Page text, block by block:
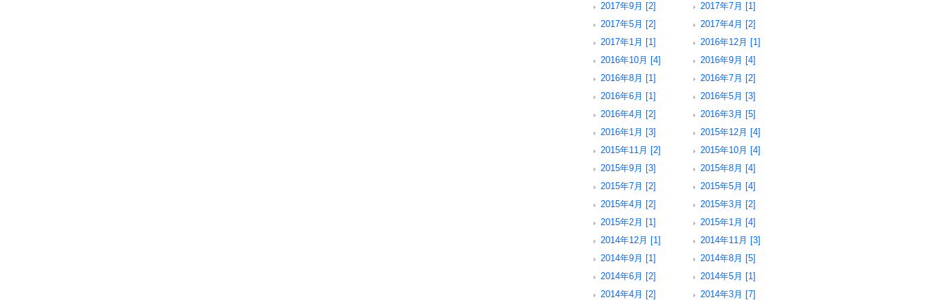
2017年9月 [2]
2017年7月 [1]
2017年5月 [2]
2017年4月 [2]
2017年1月 [1]
2016年12月 [1]
2016年10月 [4]
2016年9月 [4]
2016年8月 [1]
2016年7月 [2]
2016年6月 [1]
2016年5月 [3]
2016年4月 [2]
2016年3月 [5]
2016年1月 [3]
2015年12月 [4]
2015年11月 [2]
2015年10月 [4]
2015年9月 [3]
2015年8月 [4]
2015年7月 [2]
2015年5月 [4]
2015年4月 [2]
2015年3月 [2]
2015年2月 [1]
2015年1月 [4]
2014年12月 [1]
2014年11月 [3]
2014年9月 [1]
2014年8月 [5]
2014年6月 [2]
2014年5月 [1]
2014年4月 [2]
2014年3月 [7]